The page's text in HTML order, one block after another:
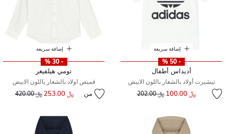
إضافة سريعة
- 50 %
أديداس أطفال
تيشيرت أولاد بالشعار باللون الابيض
﷼ 100.00 سعر مخفض من﷼ 202.00
إضافة سريعة
- 30 %
تومي هيلفيغر
قميص اولاد بالشعار باللون الابيض
من ﷼ 253.00 سعر مخفض من
﷼ 420.00 إلى